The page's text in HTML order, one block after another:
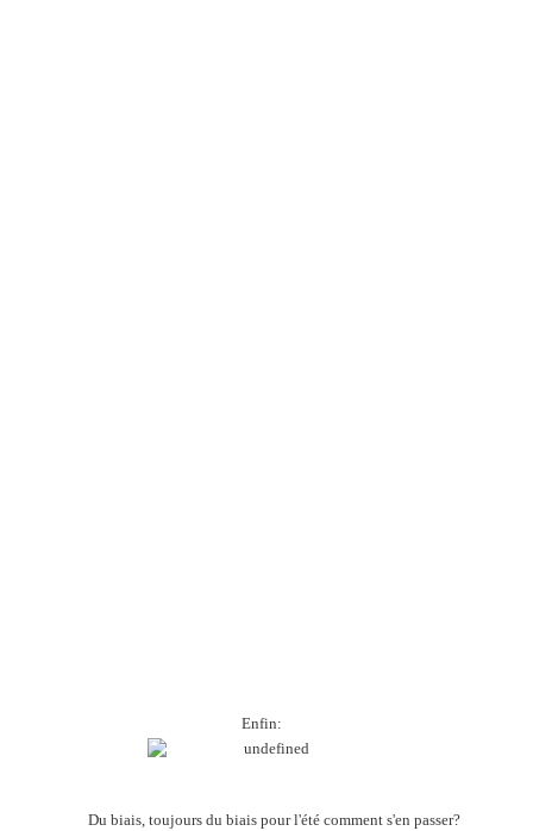
Enfin:
Du biais, toujours du biais pour l'été comment s'en passer?